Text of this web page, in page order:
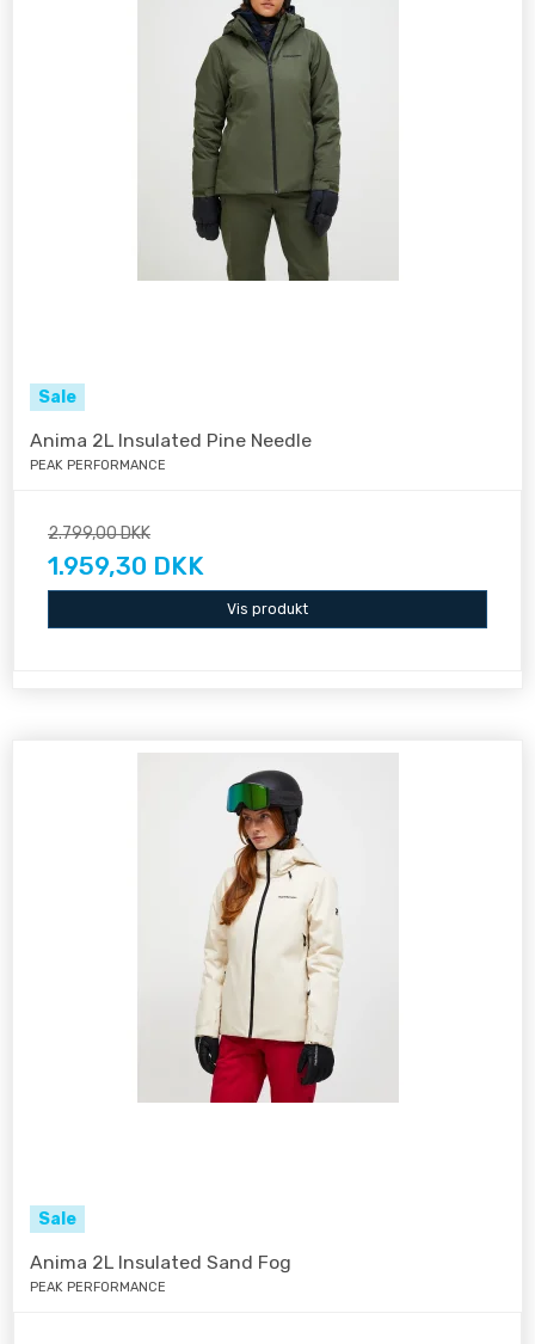
Sale
Anima 2L Insulated Pine Needle
PEAK PERFORMANCE
2.799,00 DKK
1.959,30 DKK
Vis produkt
Sale
Anima 2L Insulated Sand Fog
PEAK PERFORMANCE